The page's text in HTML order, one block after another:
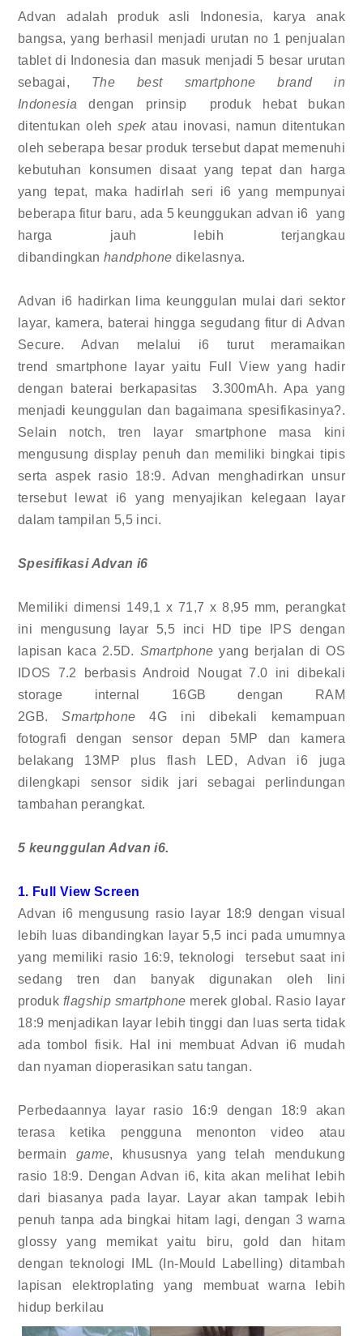
Advan adalah produk asli Indonesia, karya anak
bangsa, yang berhasil menjadi urutan no 1 penjualan
tablet di Indonesia dan masuk menjadi 5 besar urutan
sebagai,
The best smartphone brand in
Indonesia dengan prinsip produk hebat bukan
ditentukan olehspekatau inovasi, namun ditentukan
oleh seberapa besar produk tersebut dapat memenuhi
kebutuhan konsumen disaat yang tepat dan harga
yang tepat, maka hadirlah seri i6 yang mempunyai
beberapa fitur baru, ada 5 keunggukan advan i6 yang
harga jauh lebih terjangkau
dibandingkanhandphonedikelasnya.
Advan i6 hadirkan lima keunggulan mulai dari sektor
layar, kamera, baterai hingga segudang fitur di Advan
Secure. Advan melalui i6 turut meramaikan
trend smartphone layar yaitu Full View yang hadir
dengan baterai berkapasitas
3.300mAh. Apa yang
menjadi keunggulan dan bagaimana spesifikasinya?.
Selain notch, tren layar smartphone masa kini
mengusung display penuh dan memiliki bingkai tipis
serta aspek rasio 18:9. Advan menghadirkan unsur
tersebut lewat i6 yang menyajikan kelegaan layar
dalam tampilan 5,5 inci.
Spesifikasi Advan i6
Memiliki dimensi 149,1 x 71,7 x 8,95 mm, perangkat
ini mengusung layar 5,5 inci HD tipe IPS dengan
lapisan kaca 2.5D. Smartphone yang berjalan di OS
IDOS 7.2 berbasis Android Nougat 7.0 ini dibekali
storage internal 16GB dengan RAM
2GB.Smartphone 4G ini dibekali kemampuan
fotografi dengan sensor depan 5MP dan kamera
belakang 13MP plus flash LED, Advan i6 juga
dilengkapi sensor sidik jari sebagai perlindungan
tambahan perangkat.
5 keunggulan Advan i6.
1. Full View Screen
Advan i6 mengusung rasio layar 18:9 dengan visual
lebih luas dibandingkan layar 5,5 inci pada umumnya
yang memiliki rasio 16:9, teknologi tersebut saat ini
sedang tren dan banyak digunakan oleh lini
produk flagship smartphone merek global. Rasio layar
18:9 menjadikan layar lebih tinggi dan luas serta tidak
ada tombol fisik. Hal ini membuat Advan i6 mudah
dan nyaman dioperasikan satu tangan.
Perbedaannya layar rasio 16:9 dengan 18:9 akan
terasa ketika pengguna menonton video atau
bermain game, khususnya yang telah mendukung
rasio 18:9. Dengan Advan i6, kita akan melihat lebih
dari biasanya pada layar. Layar akan tampak lebih
penuh tanpa ada bingkai hitam lagi, dengan 3 warna
glossy yang memikat yaitu biru, gold dan hitam
dengan teknologi IML (In-Mould Labelling) ditambah
lapisan elektroplating yang membuat warna lebih
hidup berkilau